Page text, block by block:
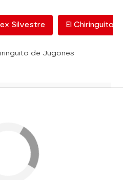
Silvestre El Chiringuito
de Jugones